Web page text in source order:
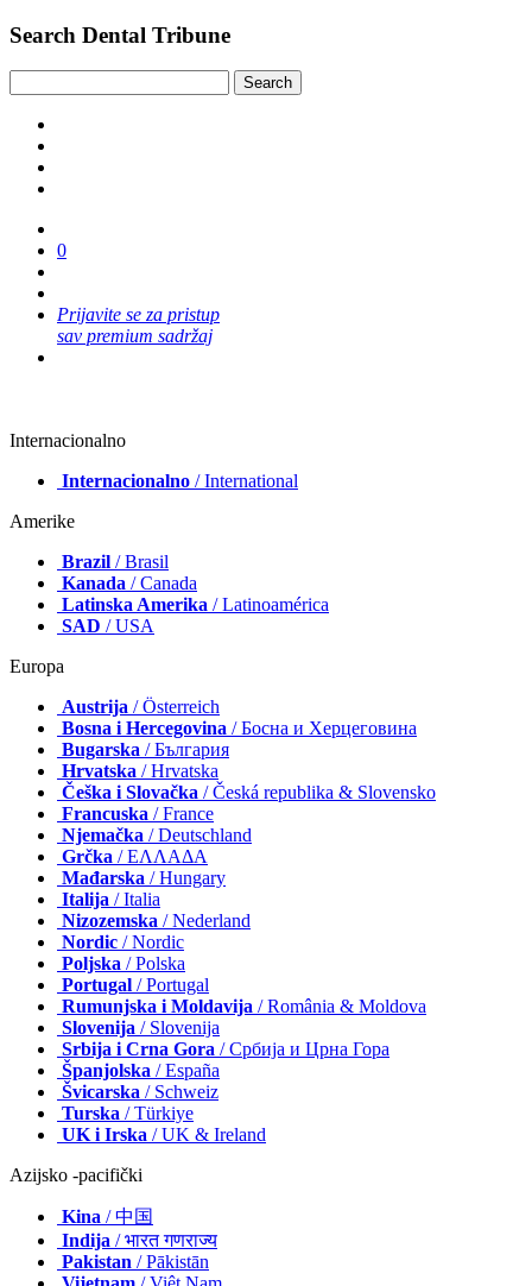
Search Dental Tribune
0
Prijavite se za pristup
sav premium sadržaj
Internacionalno
Internacionalno / International
Amerike
Brazil / Brasil
Kanada / Canada
Latinska Amerika / Latinoamérica
SAD / USA
Europa
Austrija / Österreich
Bosna i Hercegovina / Босна и Херцеговина
Bugarska / България
Hrvatska / Hrvatska
Češka i Slovačka / Česká republika & Slovensko
Francuska / France
Njemačka / Deutschland
Grčka / ΕΛΛΑΔΑ
Mađarska / Hungary
Italija / Italia
Nizozemska / Nederland
Nordic / Nordic
Poljska / Polska
Portugal / Portugal
Rumunjska i Moldavija / România & Moldova
Slovenija / Slovenija
Srbija i Crna Gora / Србија и Црна Гора
Španjolska / España
Švicarska / Schweiz
Turska / Türkiye
UK i Irska / UK & Ireland
Azijsko -pacifički
Kina / 中国
Indija / भारत गणराज्य
Pakistan / Pākistān